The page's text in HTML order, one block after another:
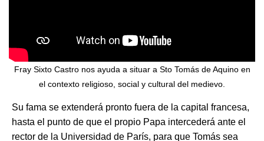
Fray Sixto Castro nos ayuda a situar a Sto Tomás de Aquino en
el contexto religioso, social y cultural del medievo.
Su fama se extenderá pronto fuera de la capital francesa,
hasta el punto de que el propio Papa intercederá ante el
rector de la Universidad de París, para que Tomás sea